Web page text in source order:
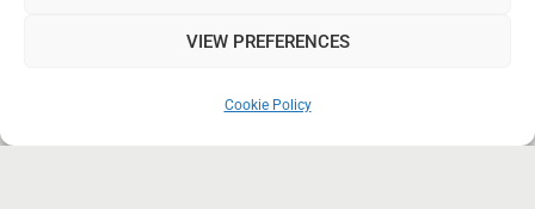
VIEW PREFERENCES
Cookie Policy
Copyright © 2018-2019